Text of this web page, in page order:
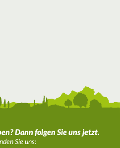
Dann folgen Sie uns jetzt.
Sie uns: